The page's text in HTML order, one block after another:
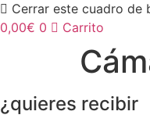
Cerrar este cuadro de
0,00€ 0 Carrito
¿quieres recibir